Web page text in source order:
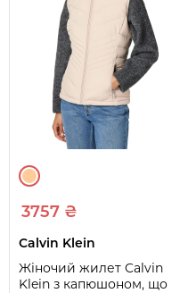
3757 ₴
Calvin Klein
Жіночий жилет Calvin
Klein з капюшоном, що